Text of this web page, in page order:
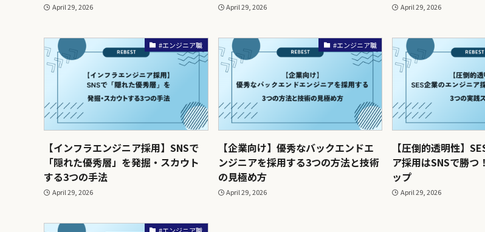
April 29, 2026 April 29, 2026 April 29, 2026
#エンジニア職
【インフラエンジニア採用】SNSで
「隠れた優秀層」を発掘・スカウト
する3つの手法
April 29, 2026
#エンジニア職
【企業向け】優秀なバックエンドエ
ンジニアを採用する3つの方法と技術
の見極め方
April 29, 2026
【圧倒的透明性】
ア採用はSNSで勝つ
ップ
April 29, 2026
#エンジニア職